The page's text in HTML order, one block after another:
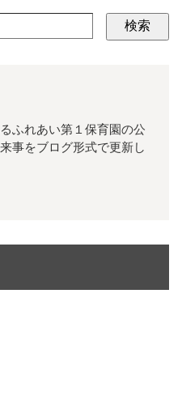
検索
ふれあい第１保育園の公
事をブログ形式で更新し